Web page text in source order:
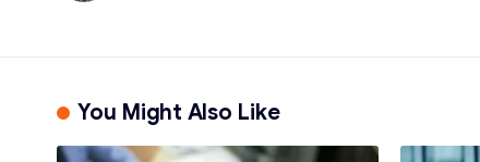
You Might Also Like